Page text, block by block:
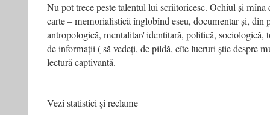
Nu pot trece peste talentul lui scriitoricesc. Ochiul și mîna
carte – memorialistică înglobînd eseu, documentar și,
antropologică, mentalitar/ identitară, politică, sociologică,
de informații ( să vedeți, de pildă, cîte lucruri știe despre
lectură captivantă.
Vezi statistici şi reclame